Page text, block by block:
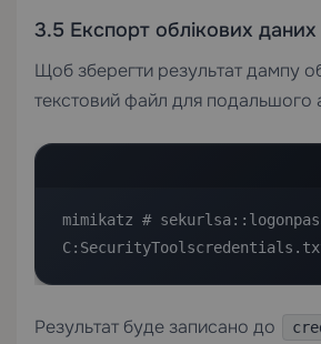
3.5 Експорт облікових
Щоб зберегти результат дампу
текстовий файл для подальшого
mimikatz #
Результат буде записано до